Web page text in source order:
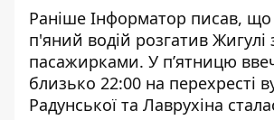
Раніше Інформатор писав, що
п'яний водій розгатив
пасажирками. У п’ятницю
близько 22:00 на перехресті
Радунської та Лаврухіна